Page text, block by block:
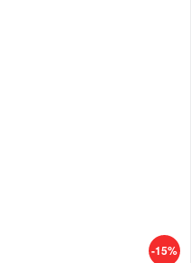
-15%